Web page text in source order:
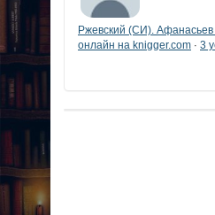
Ржевский (СИ).
онлайн на knigger.com · 3